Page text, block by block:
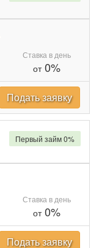
Ставка в день
от0%
Подать заявку
Ставка в день
от0%
Первый займ 0%
Подать заявку